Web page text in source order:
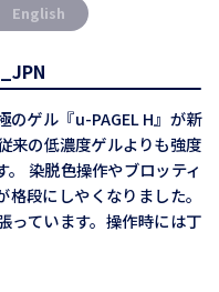
English
のゲル『u-PAGEL H』が新
来の低濃度ゲルよりも強度
染脱色操作やブロッティ
段にしやくなりました。
っています。操作時には丁